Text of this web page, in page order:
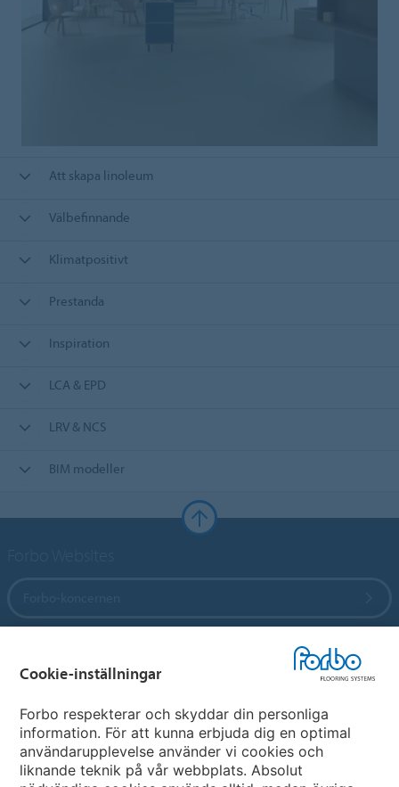
Att skapa linoleum
Välbefinnande
Klimatpositivt
Prestanda
Inspiration
LCA & EPD
LRV & NCS
BIM modeller
Välj land
Cookie-inställningar
Forbo respekterar och skyddar din personliga
information. För att kunna erbjuda dig en optimal
användarupplevelse använder vi cookies och
liknande teknik på vår webbplats. Absolut